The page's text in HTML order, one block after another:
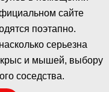
сайте
поэтапно.
серьезна
крыс и мышей, выбору
соседства.